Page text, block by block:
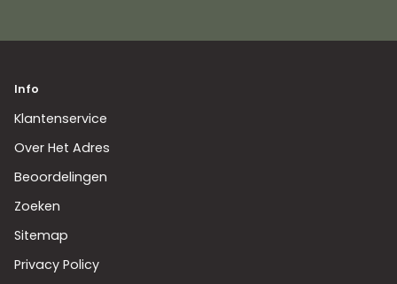
Info
Klantenservice
Over Het Adres
Beoordelingen
Zoeken
Sitemap
Privacy Policy